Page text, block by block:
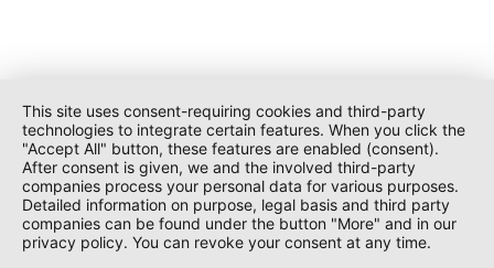
This site uses consent-requiring cookies and third-party
technologies to integrate certain features. When you click the
"Accept All" button, these features are enabled (consent).
After consent is given, we and the involved third-party
companies process your personal data for various purposes.
Detailed information on purpose, legal basis and third party
companies can be found under the button "More" and in our
privacy policy. You can revoke your consent at any time.